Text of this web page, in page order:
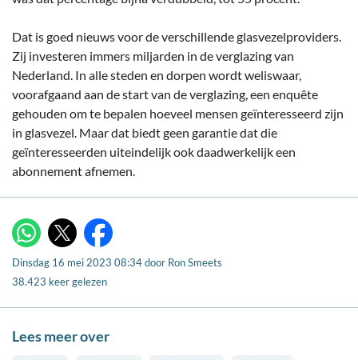
Dat is goed nieuws voor de verschillende glasvezelproviders.
Zij investeren immers miljarden in de verglazing van
Nederland. In alle steden en dorpen wordt weliswaar,
voorafgaand aan de start van de verglazing, een enquête
gehouden om te bepalen hoeveel mensen geïnteresseerd zijn
in glasvezel. Maar dat biedt geen garantie dat die
geïnteresseerden uiteindelijk ook daadwerkelijk een
abonnement afnemen.
WhatsApp
X Facebook
Dinsdag 16 mei 2023 08:34door Ron Smeets
38.423 keer gelezen
Lees meer over